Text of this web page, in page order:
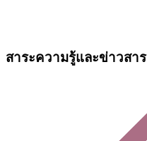
สาระความรู้และข่าวสาร